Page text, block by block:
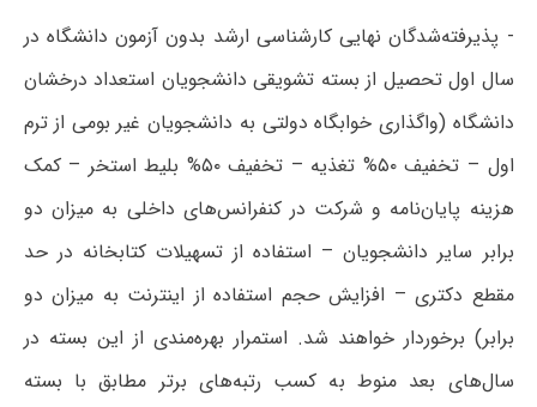
- پذیرفته‌شدگان نهایی کارشناسی ارشد بدون آزمون دانشگاه در
سال اول تحصیل از بسته تشویقی دانشجویان استعداد درخشان
دانشگاه (واگذاری خوابگاه دولتی به دانشجویان غیر بومی از ترم
اول – تخفیف ۵۰% تغذیه – تخفیف ۵۰% بلیط استخر – کمک
هزینه پایان‌نامه و شرکت در کنفرانس‌های داخلی به میزان دو
برابر سایر دانشجویان – استفاده از تسهیلات کتابخانه در حد
مقطع دکتری – افزایش حجم استفاده از اینترنت به میزان دو
برابر) برخوردار خواهند شد. استمرار بهره‌مندی از این بسته در
سال‌های بعد منوط به کسب رتبه‌های برتر مطابق با بسته